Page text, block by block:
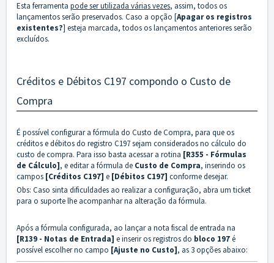
Esta ferramenta pode ser utilizada várias vezes, assim, todos os
lançamentos serão preservados. Caso a opção [Apagar os registros
existentes?] esteja marcada, todos os lançamentos anteriores serão
excluídos.
Créditos e Débitos C197 compondo o Custo de
Compra
É possível configurar a fórmula do Custo de Compra, para que os
créditos e débitos do registro C197 sejam considerados no cálculo do
custo de compra. Para isso basta acessar a rotina [R355 - Fórmulas
de Cálculo], e editar a fórmula de Custo de Compra, inserindo os
campos [Créditos C197] e [Débitos C197] conforme desejar.
Obs: Caso sinta dificuldades ao realizar a configuração, abra um ticket
para o suporte lhe acompanhar na alteração da fórmula.
Após a fórmula configurada, ao lançar a nota fiscal de entrada na
[R139 - Notas de Entrada] e inserir os registros do bloco 197é
possível escolher no campo [Ajuste no Custo], as 3 opções abaixo: